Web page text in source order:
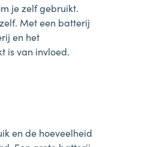
je zelf gebruikt.
Met een batterij
en het
is van invloed.
en de hoeveelheid